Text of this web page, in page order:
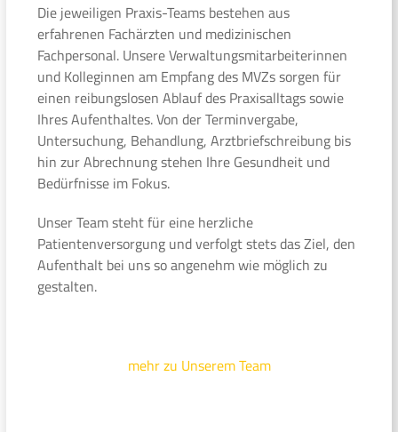
Die jeweiligen Praxis-Teams bestehen aus
erfahrenen Fachärzten und medizinischen
Fachpersonal. Unsere Verwaltungsmitarbeiterinnen
und Kolleginnen am Empfang des MVZs sorgen für
einen reibungslosen Ablauf des Praxisalltags sowie
Ihres Aufenthaltes. Von der Terminvergabe,
Untersuchung, Behandlung, Arztbriefschreibung bis
hin zur Abrechnung stehen Ihre Gesundheit und
Bedürfnisse im Fokus.
Unser Team steht für eine herzliche
Patientenversorgung und verfolgt stets das Ziel, den
Aufenthalt bei uns so angenehm wie möglich zu
gestalten.
mehr zu Unserem Team